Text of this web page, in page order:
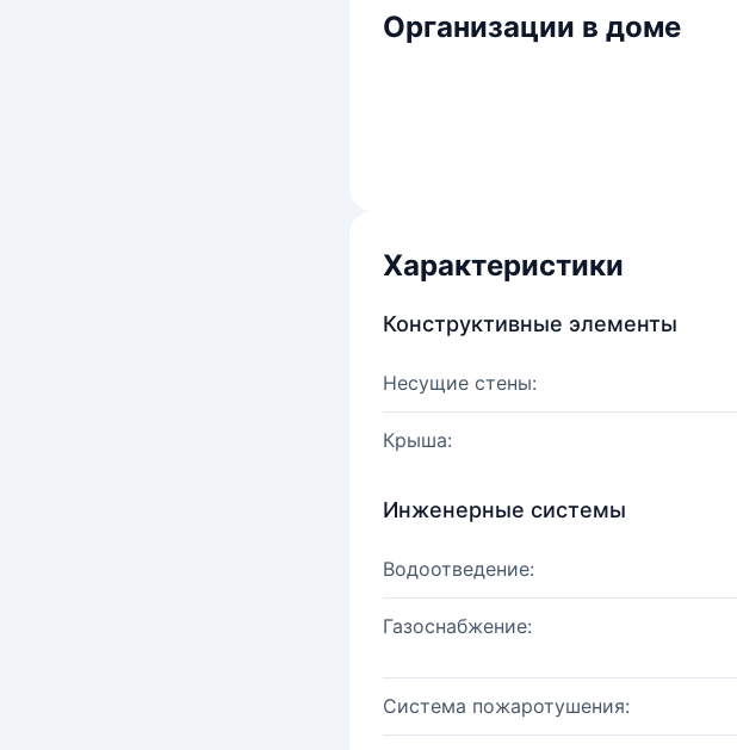
Организации в доме
Характеристики
Конструктивные элементы
Несущие стены:
Крыша:
Инженерные системы
Водоотведение:
Газоснабжение:
Система пожаротушения: